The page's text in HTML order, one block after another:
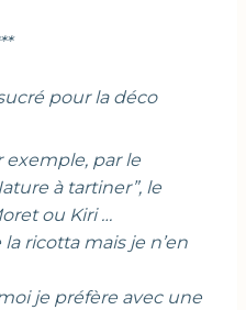
pour la déco
exemple, par le
à tartiner”, le
ou Kiri …
ricotta mais je n’en
je préfère avec une